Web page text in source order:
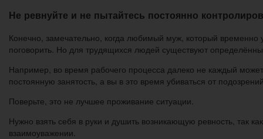
Не ревнуйте и не пытайтесь постоянно
Конечно, замечательно, когда любимый муж, который временно
поговорить. Но для трудящихся людей существуют
Например, во время рабочего процесса далеко не каждый
постоянную занятость, а вы в это время убиваться от
Поверьте, это не лучшее проживание ситуации.
Нужно взять себя в руки и душить возникающую ревность, так
взаимоуважении.